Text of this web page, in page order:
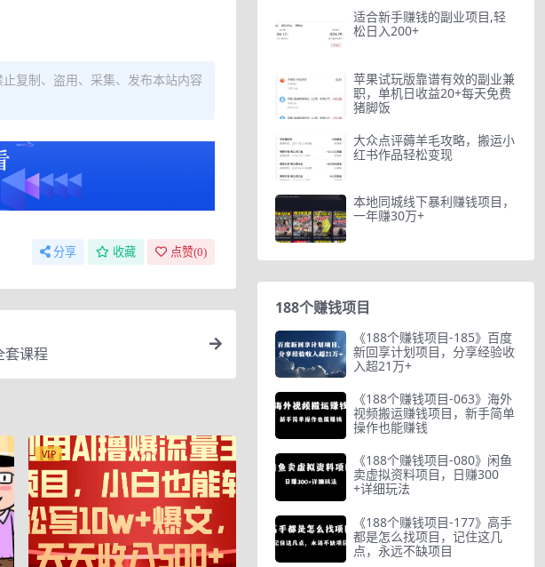
复制、盗用、采集、发布本站内容
分享 收藏 点赞(0)
套课程
VIP
适合新手赚钱的副业项目,轻
松日入200+
苹果试玩版靠谱有效的副业兼
职，单机日收益20+每天免费
猪脚饭
大众点评薅羊毛攻略，搬运小
红书作品轻松变现
本地同城线下暴利赚钱项目，
一年赚30万+
188个赚钱项目
《188个赚钱项目-185》百度
新回享计划项目，分享经验收
入超21万+
《188个赚钱项目-063》海外
视频搬运赚钱项目，新手简单
操作也能赚钱
《188个赚钱项目-080》闲鱼
卖虚拟资料项目，日赚300
+详细玩法
《188个赚钱项目-177》高手
都是怎么找项目，记住这几
点，永远不缺项目